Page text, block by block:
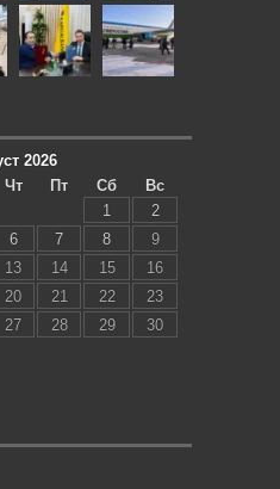
2026
Чт Пт Сб
Вс
1
2
6 7 8
9
13 14 15
16
20 21 22
23
27 28 29
30